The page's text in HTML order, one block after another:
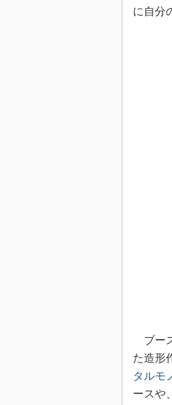
に自分
ブー
た造形
タルモ
ースや